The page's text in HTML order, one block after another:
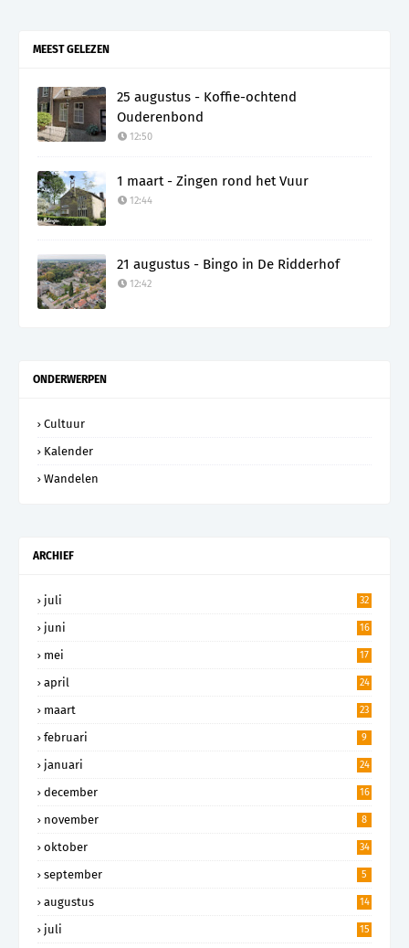
MEEST GELEZEN
25 augustus - Koffie-ochtend
Ouderenbond
12:50
1 maart - Zingen rond het Vuur
12:44
21 augustus - Bingo in De Ridderhof
12:42
ONDERWERPEN
Cultuur
Kalender
Wandelen
ARCHIEF
juli 32
juni 16
mei 17
april 24
maart 23
februari 9
januari 24
december 16
november 8
oktober 34
september 5
augustus 14
juli 15